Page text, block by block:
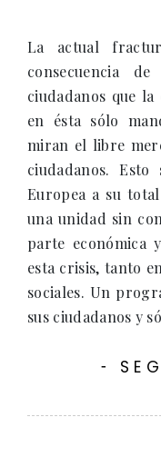
La actual
consecuencia
ciudadanos que
en ésta sólo
miran el libre
ciudadanos.
Europea a su
una unidad sin
parte económica
esta crisis, tanto
sociales. Un
sus ciudadanos y
-